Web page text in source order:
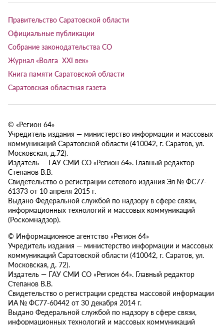
Правительство Саратовской области
Официальные публикации
Собрание законодательства СО
Журнал «Волга XXI век»
Книга памяти Саратовской области
Саратовская областная газета
© «Регион 64»
Учредитель издания — министерство информации и массовых
коммуникаций Саратовской области (410042, г. Саратов, ул.
Московская, д.72).
Издатель — ГАУ СМИ СО «Регион 64». Главный редактор
Степанов В.В.
Свидетельство о регистрации сетевого издания Эл № ФС77-
61373 от 10 апреля 2015 г.
Выдано Федеральной службой по надзору в сфере связи,
информационных технологий и массовых коммуникаций
(Роскомнадзор).
© Информационное агентство «Регион 64»
Учредитель издания — министерство информации и массовых
коммуникаций Саратовской области (410042, г. Саратов, ул.
Московская, д. 72).
Издатель — ГАУ СМИ СО «Регион 64». Главный редактор
Степанов В.В.
Свидетельство о регистрации средства массовой информации
ИА № ФС77-60442 от 30 декабря 2014 г.
Выдано Федеральной службой по надзору в сфере связи,
информационных технологий и массовых коммуникаций